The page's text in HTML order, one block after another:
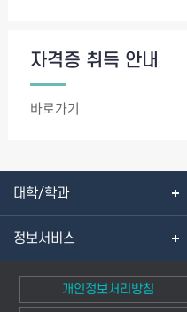
자격증 취득 안내
바로가기
대학/학과
정보서비스
개인정보처리방침